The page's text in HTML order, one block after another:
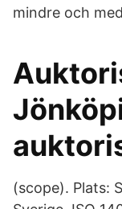
mindre och
(scope). Plats: